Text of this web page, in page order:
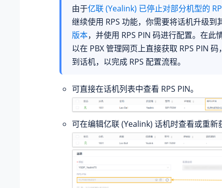
由于亿联 (Yealink) 已停止对部分机型的
继续使用 RPS 功能，你需要将话机升级到
版本，并使用 RPS PIN 码进行配置。在此
以在 PBX 管理网页上直接获取 RPS PIN
到话机，以完成 RPS 配置流程。
可直接在话机列表中查看 RPS PIN。
可在编辑亿联 (Yealink) 话机时查看或重新